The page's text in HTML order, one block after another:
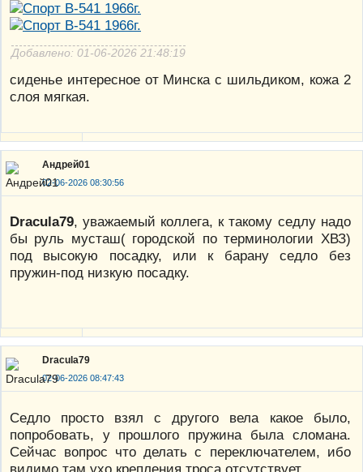
Добавлено: 01-06-2026 21:48:19
сиденье интересное от Минска с шильдиком, кожа 2
слоя мягкая.
Андрей01
02-06-2026 08:30:56
Dracula79, уважаемый коллега, к такому седлу надо
бы руль мусташ( городской по терминологии ХВЗ)
под высокую посадку, или к барану седло без
пружин-под низкую посадку.
Dracula79
02-06-2026 08:47:43
Седло просто взял с другого вела какое было,
попробовать, у прошлого пружина была сломана.
Сейчас вопрос что делать с переключателем, ибо
видимо там ухо крепления троса отсутствует.